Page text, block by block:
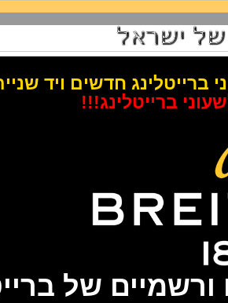
חדשים ויד שנייה
ברייטלינג!!!
של